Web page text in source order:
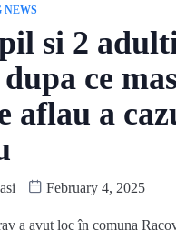
NEWS
si 2
ce
aflau a
February 4, 2025
a avut loc în comuna